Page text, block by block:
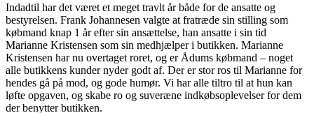
Indadtil har det været et meget travlt år både for de ansatte og
bestyrelsen. Frank Johannesen valgte at fratræde sin stilling som
købmand knap 1 år efter sin ansættelse, han ansatte i sin tid
Marianne Kristensen som sin medhjælper i butikken. Marianne
Kristensen har nu overtaget roret, og er Ådums købmand – noget
alle butikkens kunder nyder godt af. Der er stor ros til Marianne for
hendes gå på mod, og gode humør. Vi har alle tiltro til at hun kan
løfte opgaven, og skabe ro og suveræne indkøbsoplevelser for dem
der benytter butikken.